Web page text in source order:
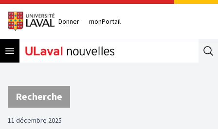
Donner monPortail
Open menu
Recherche
11 décembre 2025